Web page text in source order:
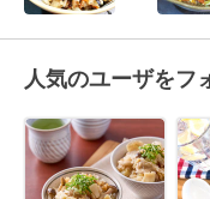
人気のユーザをフ